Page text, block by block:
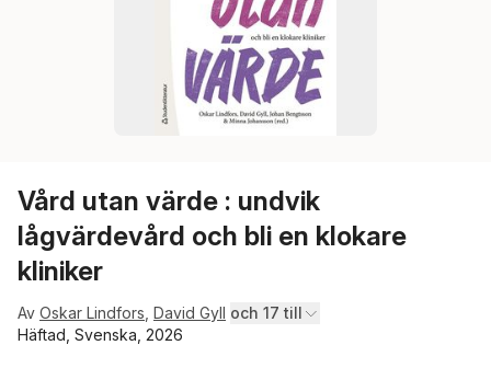
Vård utan värde : undvik
lågvärdevård och bli en klokare
kliniker
Av Oskar Lindfors David Gyll och 17 till
Häftad, Svenska, 2026